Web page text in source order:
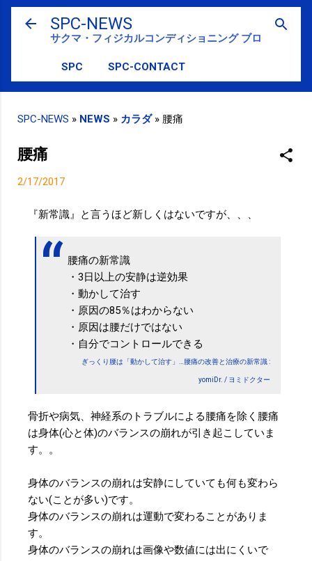
スキップしてメイン コンテンツに移動
SPC-NEWS
サクマ・フィジカルコンディショニング ブログ
SPC SPC-CONTACT
SPC-NEWS » NEWS » カラダ» 腰痛
腰痛
2/17/2017
『新常識』と言うほど新しくはないですが、、、
腰痛の新常識
・3日以上の安静は逆効果
・動かして治す
・原因の85％はわからない
・原因は腰だけではない
・自分でコントロールできる
ぎっくり腰は「動かして治す」…腰痛の改善と治療の新常識 :
yomiDr. / ヨミドクター
骨折や病気、神経系のトラブルによる腰痛を除く腰痛
は身体(心と体)のバランスの崩れが引き起こしていま
す。。
身体のバランスの崩れは安静にしていても何も変わら
ない(ことが多い)です。
身体のバランスの崩れは運動で変わることがありま
す。
身体のバランスの崩れは画像や数値には出にくいで